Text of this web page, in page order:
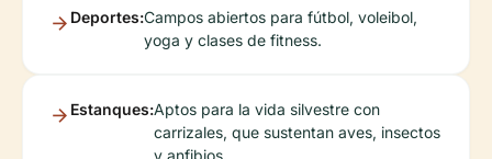
Deportes:Campos abiertos para fútbol, voleibol,
yoga y clases de fitness.
Estanques:Aptos para la vida silvestre con
carrizales, que sustentan aves, insectos
y anfibios.